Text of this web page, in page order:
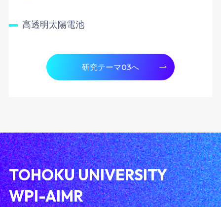
高透明太陽電池
研究テーマ03へ
TOHOKU UNIVERSITY
WPI-AIMR